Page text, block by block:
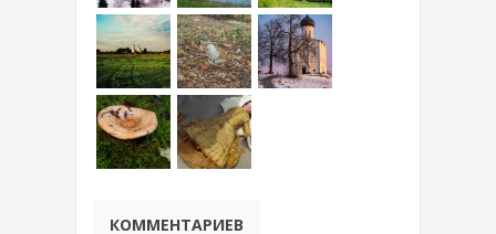
КОММЕНТАРИЕВ